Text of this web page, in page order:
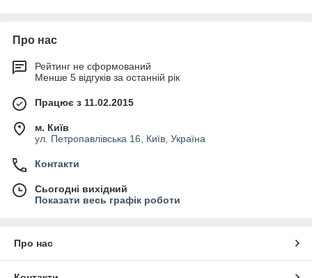
Про нас
Рейтинг не сформований
Менше 5 відгуків за останній рік
Працює з 11.02.2015
м. Київ
ул. Петропавлівська 16, Київ, Україна
Контакти
Сьогодні вихідний
Показати весь графік роботи
Про нас